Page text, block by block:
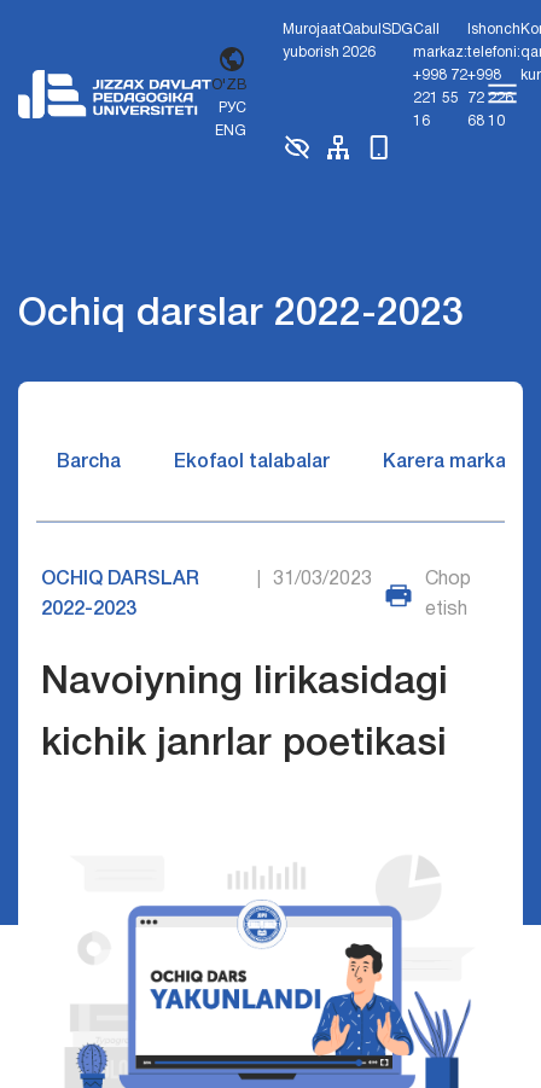
O'ZB
РУС
ENG
Murojaat
yuborish
Qabul
2026
SDGCall
markaz:
+998 72
221 55
16
Ishonch
telefoni:
+998
72 226
68 10
Ochiq darslar 2022-2023
Barcha Ekofaol talabalar Karera markazi
OCHIQ DARSLAR
2022-2023
31/03/2023
Chop
etish
Navoiyning lirikasidagi
kichik janrlar poetikasi